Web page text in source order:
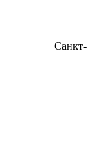
Санкт-